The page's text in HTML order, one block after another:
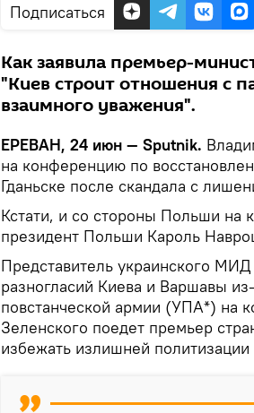
Подписаться
Как заявила премьер-
"Киев строит отношения с
взаимного уважения".
ЕРЕВАН, 24 июн — Sputnik.
на конференцию по
Гданьске после скандала с
Кстати, и со стороны Польши на
президент Польши Кароль
Представитель украинского
разногласий Киева и Варшавы
повстанческой армии (УПА*) на
Зеленского поедет премьер
избежать излишней